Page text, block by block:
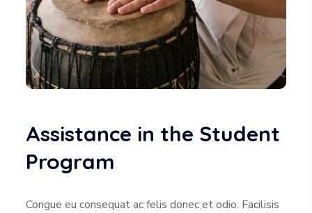
Assistance in the Student
Program
Congue eu consequat ac felis donec et odio. Facilisis